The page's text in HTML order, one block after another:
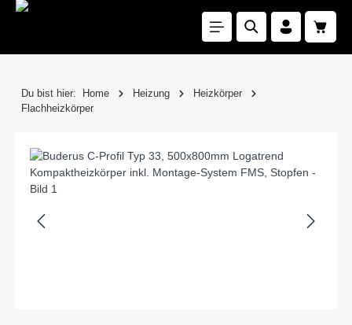
Du bist hier: Home Heizung
Heizkörper
Flachheizkörper